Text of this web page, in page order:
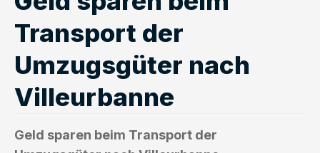
Transport der
Umzugsgüter nach
Villeurbanne
Geld sparen beim Transport der